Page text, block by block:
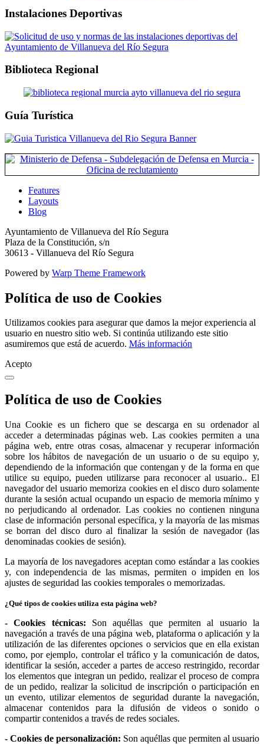
Instalaciones Deportivas
Biblioteca Regional
Guía Turística
Features
Layouts
Blog
Ayuntamiento de Villanueva del Río Segura
Plaza de la Constitución, s/n
30613 - Villanueva del Río Segura
Powered by Warp Theme Framework
Política de uso de Cookies
Utilizamos cookies para asegurar que damos la mejor experiencia al
usuario en nuestro sitio web. Si continúa utilizando este sitio
asumiremos que está de acuerdo. Más información
Acepto
Política de uso de Cookies
Una Cookie es un fichero que se descarga en su ordenador al
acceder a determinadas páginas web. Las cookies permiten a una
página web, entre otras cosas, almacenar y recuperar información
sobre los hábitos de navegación de un usuario o de su equipo y,
dependiendo de la información que contengan y de la forma en que
utilice su equipo, pueden utilizarse para reconocer al usuario.. El
navegador del usuario memoriza cookies en el disco duro solamente
durante la sesión actual ocupando un espacio de memoria mínimo y
no perjudicando al ordenador. Las cookies no contienen ninguna
clase de información personal específica, y la mayoría de las mismas
se borran del disco duro al finalizar la sesión de navegador (las
denominadas cookies de sesión).
La mayoría de los navegadores aceptan como estándar a las cookies
y, con independencia de las mismas, permiten o impiden en los
ajustes de seguridad las cookies temporales o memorizadas.
¿Qué tipos de cookies utiliza esta página web?
- Cookies técnicas: Son aquéllas que permiten al usuario la
navegación a través de una página web, plataforma o aplicación y la
utilización de las diferentes opciones o servicios que en ella existan
como, por ejemplo, controlar el tráfico y la comunicación de datos,
identificar la sesión, acceder a partes de acceso restringido, recordar
los elementos que integran un pedido, realizar el proceso de compra
de un pedido, realizar la solicitud de inscripción o participación en
un evento, utilizar elementos de seguridad durante la navegación,
almacenar contenidos para la difusión de videos o sonido o
compartir contenidos a través de redes sociales.
- Cookies de personalización: Son aquéllas que permiten al usuario